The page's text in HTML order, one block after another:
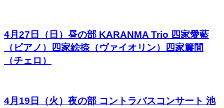
4月27日（日）昼の部 KARANMA Trio 四家愛藍
（ピアノ）四家絵捺（ヴァイオリン）四家簾間
（チェロ）
4月19日（火）夜の部 コントラバスコンサート 池